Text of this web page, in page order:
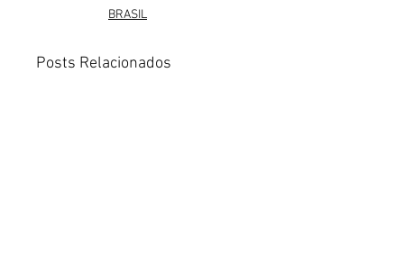
BRASIL
Posts Relacionados